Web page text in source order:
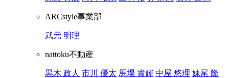
ARCstyle事業部
武元 明理
nattoku不動産
黒木 政人 市川 優太 馬場 貴輝 中屋 悠理 妹尾 隆